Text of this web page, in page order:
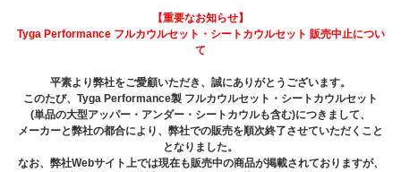
【重要なお知らせ】
Tyga Performance フルカウルセット・シートカウルセット 販売中止につい
て
平素より弊社をご愛顧いただき、誠にありがとうございます。
このたび、Tyga Performance製 フルカウルセット・シートカウルセット
(単品の大型アッパー・アンダー・シートカウルも含む)につきまして、
メーカーと弊社の都合により、弊社での販売を順次終了させていただくこと
となりました。
なお、弊社Webサイト上では現在も販売中の商品が掲載されておりますが、